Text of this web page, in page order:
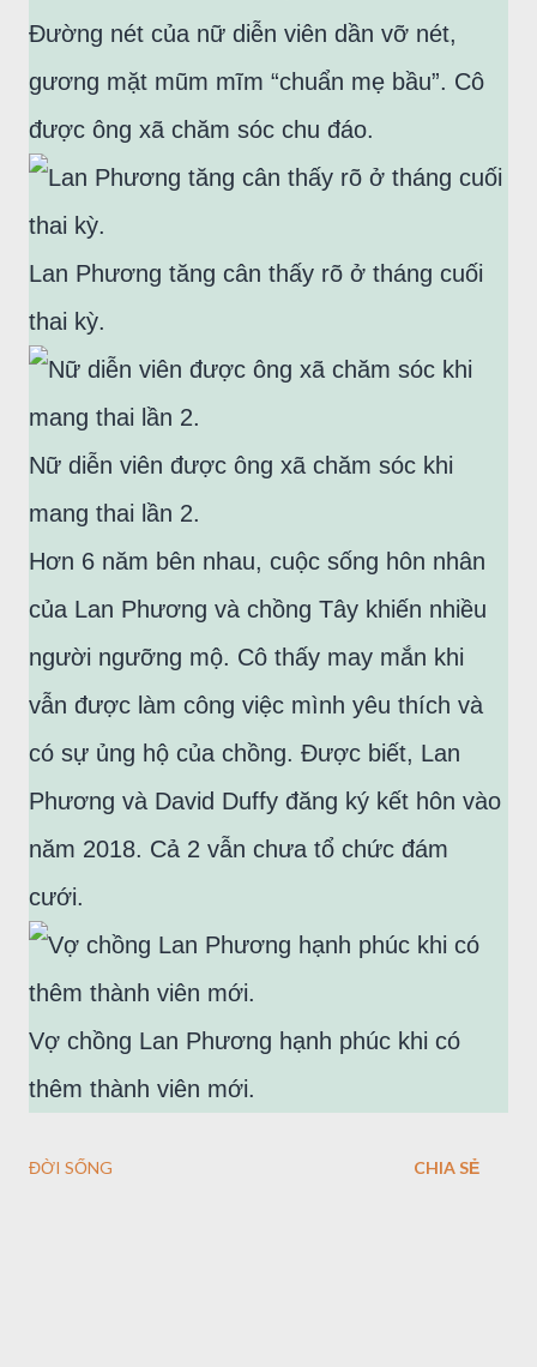
Đường nét của nữ diễn viên dần vỡ nét,
gương mặt mũm mĩm “chuẩn mẹ bầu”. Cô
được ông xã chăm sóc chu đáo.
Lan Phương tăng cân thấy rõ ở tháng cuối
thai kỳ.
Nữ diễn viên được ông xã chăm sóc khi
mang thai lần 2.
Hơn 6 năm bên nhau, cuộc sống hôn nhân
của Lan Phương và chồng Tây khiến nhiều
người ngưỡng mộ. Cô thấy may mắn khi
vẫn được làm công việc mình yêu thích và
có sự ủng hộ của chồng. Được biết, Lan
Phương và David Duffy đăng ký kết hôn vào
năm 2018. Cả 2 vẫn chưa tổ chức đám
cưới.
Vợ chồng Lan Phương hạnh phúc khi có
thêm thành viên mới.
ĐỜI SỐNG CHIA SẺ